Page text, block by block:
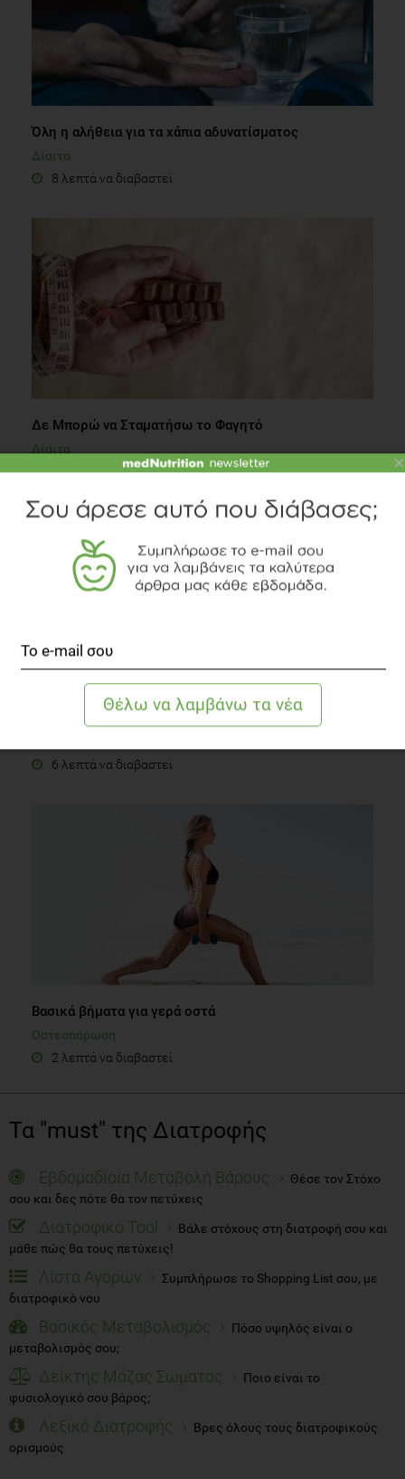
Όλη η αλήθεια για τα χάπια αδυνατίσματος
Δίαιτα
8 λεπτά να διαβαστεί
Δε Μπορώ να Σταματήσω το Φαγητό
Δίαιτα
4 λεπτά να διαβαστεί
Πόσο καλά ξέρεις το Αλεύρι;
6 λεπτά να διαβαστεί
Βασικά βήματα για γερά οστά
Οστεοπόρωση
2 λεπτά να διαβαστεί
Τα "must" της Διατροφής
Εβδομαδίαια Μεταβολή Βάρους
Θέσε τον Στόχο
σου και δες πότε θα τον πετύχεις
Διατροφικό Tool
Βάλε στόχους στη διατροφή σου και
μάθε πώς θα τους πετύχεις!
Λίστα Αγορών
Συμπλήρωσε το Shopping List σου, με
διατροφικό νου
Βασικός Μεταβολισμός
Πόσο υψηλός είναι ο
μεταβολισμός σου;
Δείκτης Μάζας Σώματος
Ποιο είναι το
φυσιολογικό σου βάρος;
Λεξικό Διατροφής
Βρες όλους τους διατροφικούς
ορισμούς
×